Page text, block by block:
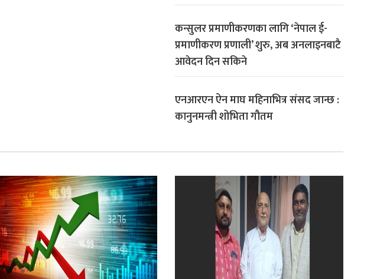
कन्सुलर प्रमाणीकरणका लागि ‘नेपाल ई-
प्रमाणीकरण प्रणाली’ शुरु, अब अनलाइनबाटै
आवेदन दिन सकिने
एनआरएन ऐन माघ महिनाभित्र संसद जान्छ :
कानुनमन्त्री शोभिता गौतम